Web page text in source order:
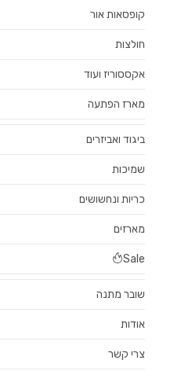
קופסאות אור
חולצות
אקססוריז ועוד
מארז הפתעה
ביגוד ואביזרים
שמיכות
כריות ונחשושים
מארזים
Sale
שובר מתנה
אודות
צרי קשר